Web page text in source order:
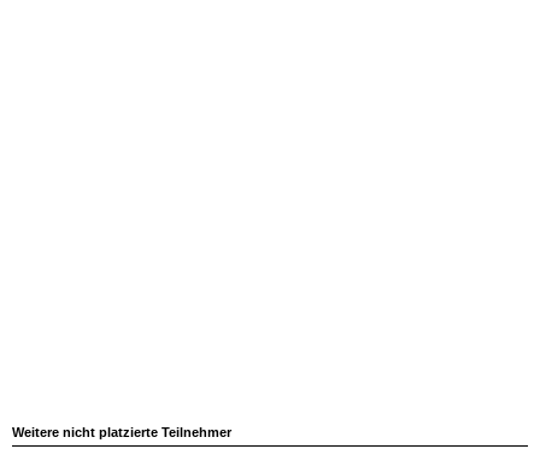
Weitere nicht platzierte Teilnehmer